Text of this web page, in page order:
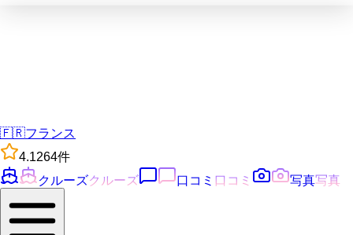
🇫🇷フランス
4.1264件
クルーズクルーズ 口コミ 口コミ 写真写真